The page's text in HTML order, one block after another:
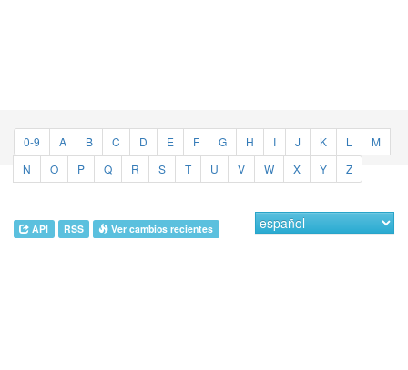
0-9 A B C D E F G H I J K L
M
N
O P Q R S T U V W X Y Z
API RSS Ver cambios recientes